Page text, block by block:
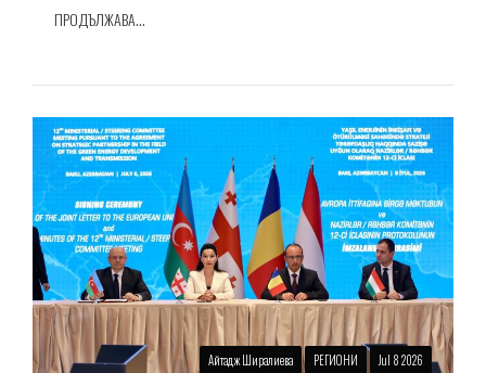
ПРОДЪЛЖАВА...
Айтадж Ширалиева РЕГИОНИ Jul 8 2026